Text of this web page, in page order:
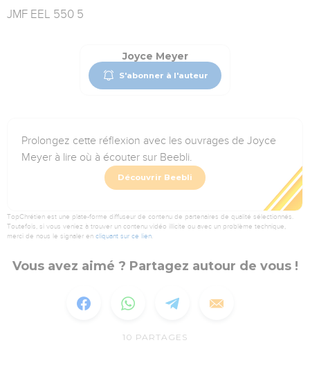
JMF EEL 550 5
Joyce Meyer
S'abonner à l'auteur
Prolongez cette réflexion avec les ouvrages de Joyce
Meyer à lire où à écouter sur Beebli.
Découvrir Beebli
TopChrétien est une plate-forme diffuseur de contenu de partenaires de qualité sélectionnés.
Toutefois, si vous veniez à trouver un contenu vidéo illicite ou avec un problème technique,
merci de nous le signaler en cliquant sur ce lien.
Vous avez aimé ? Partagez autour de vous !
10 PARTAGES